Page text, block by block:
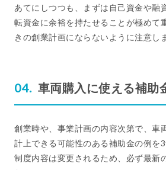
あてにしつつも、まずは自己資金や融
転資金に余裕を持たせることが極めて
きの創業計画にならないように注意し
車両購入に使える補助
創業時や、事業計画の内容次第で、車
計上できる可能性のある補助金の例を
制度内容は変更されるため、必ず最新